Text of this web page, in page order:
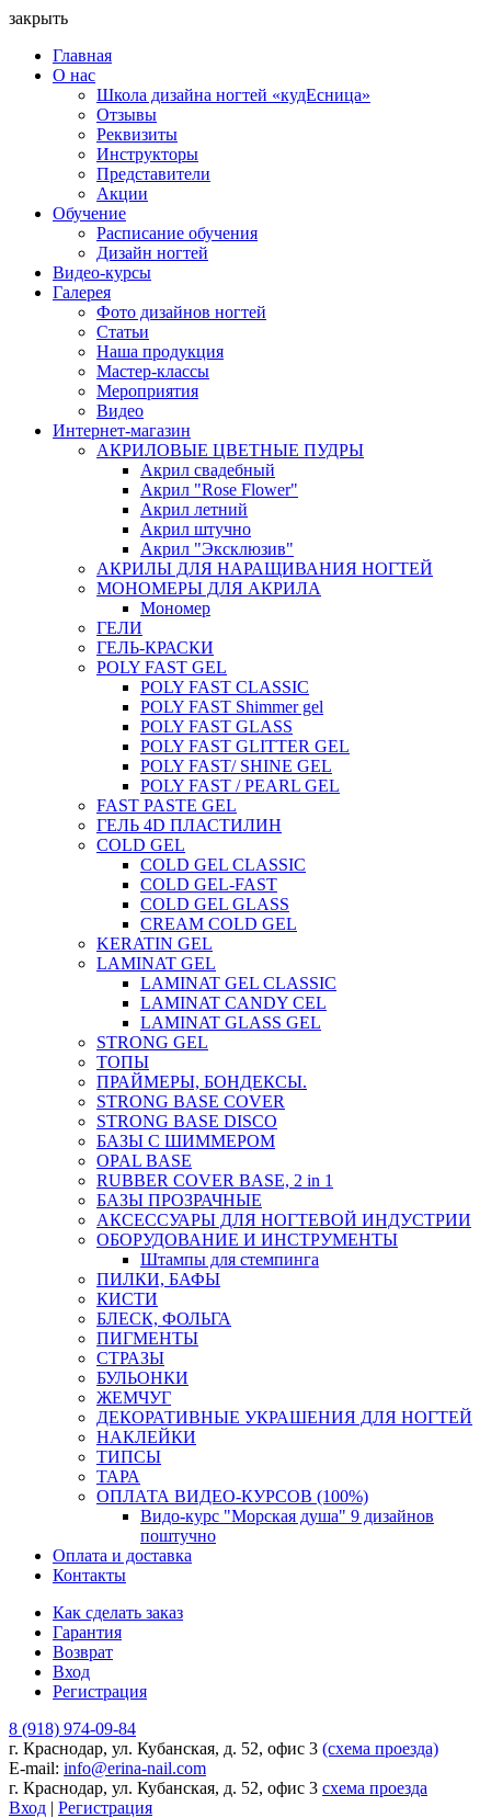
закрыть
Главная
О нас
Школа дизайна ногтей «кудЕсница»
Отзывы
Реквизиты
Инструкторы
Представители
Акции
Обучение
Расписание обучения
Дизайн ногтей
Видео-курсы
Галерея
Фото дизайнов ногтей
Статьи
Наша продукция
Мастер-классы
Мероприятия
Видео
Интернет-магазин
АКРИЛОВЫЕ ЦВЕТНЫЕ ПУДРЫ
Акрил свадебный
Акрил "Rose Flower"
Акрил летний
Акрил штучно
Акрил "Эксклюзив"
АКРИЛЫ ДЛЯ НАРАЩИВАНИЯ НОГТЕЙ
МОНОМЕРЫ ДЛЯ АКРИЛА
Мономер
ГЕЛИ
ГЕЛЬ-КРАСКИ
POLY FAST GEL
POLY FAST CLASSIC
POLY FAST Shimmer gel
POLY FAST GLASS
POLY FAST GLITTER GEL
POLY FAST/ SHINE GEL
POLY FAST / PEARL GEL
FAST PASTE GEL
ГЕЛЬ 4D ПЛАСТИЛИН
COLD GEL
COLD GEL CLASSIC
COLD GEL-FAST
COLD GEL GLASS
CREAM COLD GEL
KERATIN GEL
LAMINAT GEL
LAMINAT GEL CLASSIС
LAMINAT CANDY CEL
LAMINAT GLASS GEL
STRONG GEL
ТОПЫ
ПРАЙМЕРЫ, БОНДЕКСЫ.
STRONG BASE COVER
STRONG BASE DISCO
БАЗЫ С ШИММЕРОМ
OPAL BASE
RUBBER COVER BASE, 2 in 1
БАЗЫ ПРОЗРАЧНЫЕ
АКСЕССУАРЫ ДЛЯ НОГТЕВОЙ ИНДУСТРИИ
ОБОРУДОВАНИЕ И ИНСТРУМЕНТЫ
Штампы для стемпинга
ПИЛКИ, БАФЫ
КИСТИ
БЛЕСК, ФОЛЬГА
ПИГМЕНТЫ
СТРАЗЫ
БУЛЬОНКИ
ЖЕМЧУГ
ДЕКОРАТИВНЫЕ УКРАШЕНИЯ ДЛЯ НОГТЕЙ
НАКЛЕЙКИ
ТИПСЫ
ТАРА
ОПЛАТА ВИДЕО-КУРСОВ (100%)
Видо-курс "Морская душа" 9 дизайнов
поштучно
Оплата и доставка
Контакты
Как сделать заказ
Гарантия
Возврат
Вход
Регистрация
8 (918) 974-09-84
г. Краснодар, ул. Кубанская, д. 52, офис 3 (схема проезда)
E-mail: info@erina-nail.com
г. Краснодар, ул. Кубанская, д. 52, офис 3 схема проезда
Вход | Регистрация